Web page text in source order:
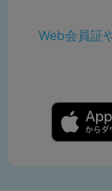
Web会員証